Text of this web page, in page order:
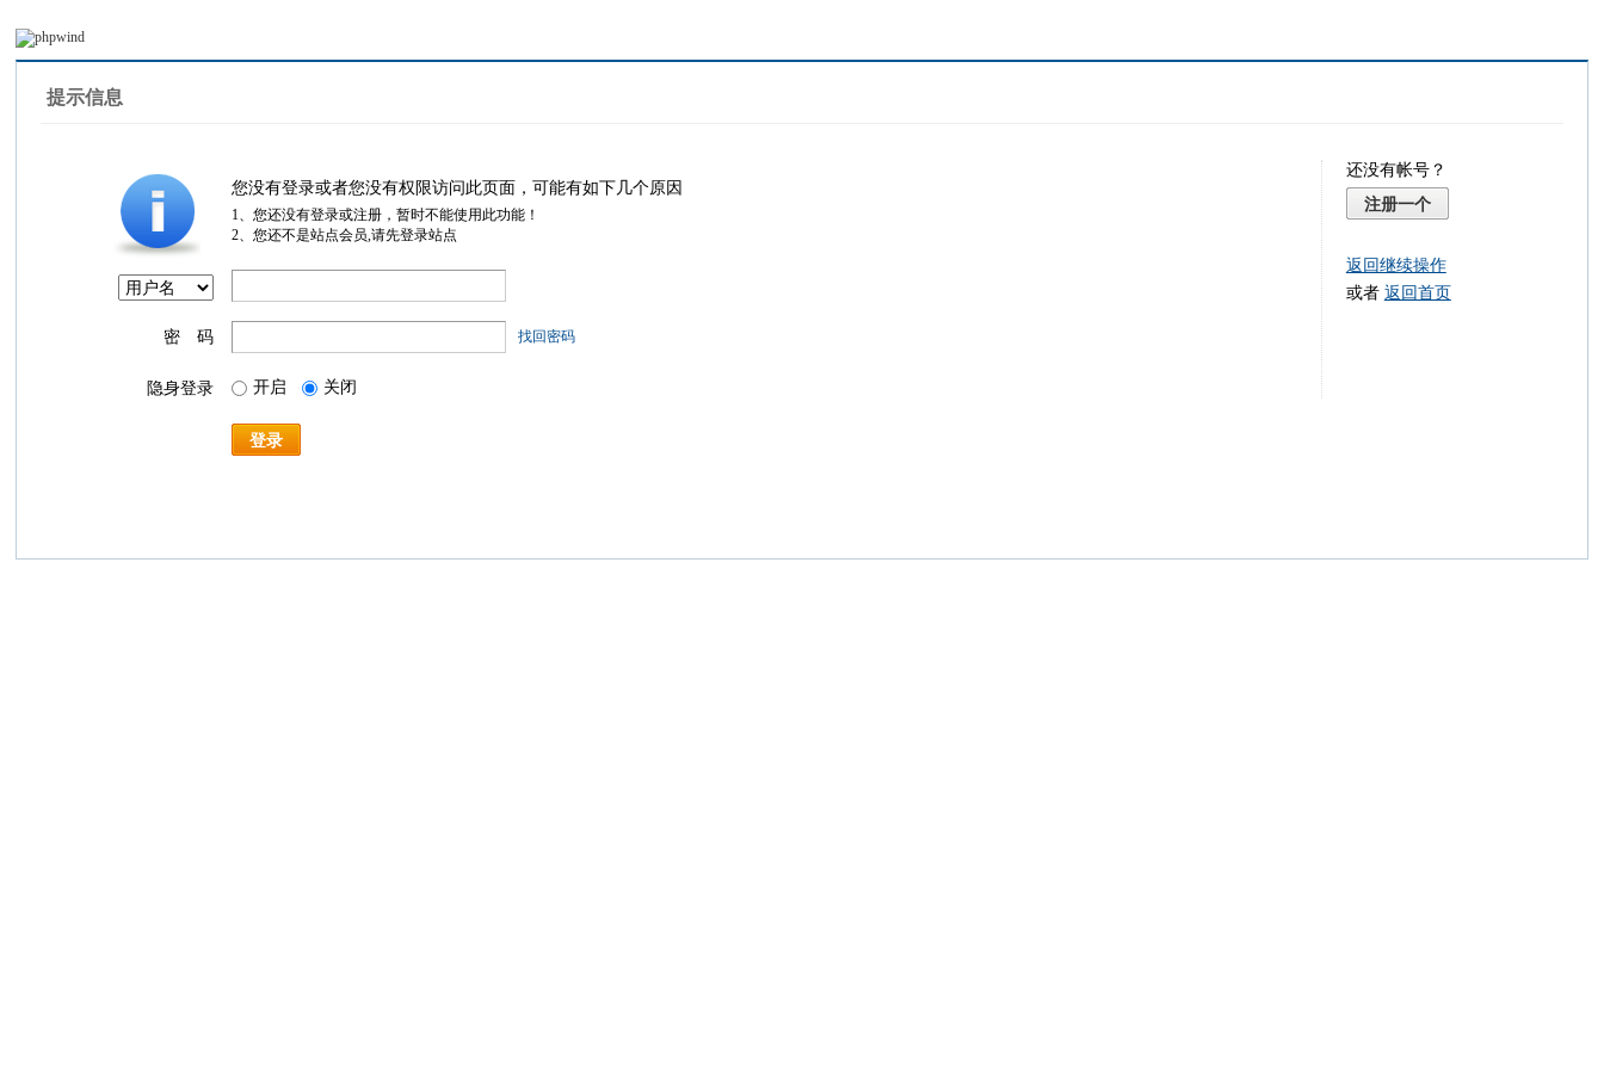
提示信息
您没有登录或者您没有权限访问此页面，可能有如下几个原因
1、您还没有登录或注册，暂时不能使用此功能！
2、您还不是站点会员,请先登录站点
密 码 找回密码
隐身登录 开启 关闭
登录
还没有帐号？
注册一个
返回继续操作
或者 返回首页